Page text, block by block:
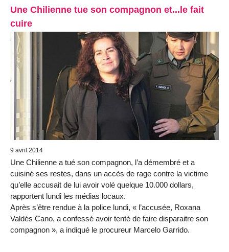
Une Chilienne tue son compagnon et...le fait
cuire
9 avril 2014
Une Chilienne a tué son compagnon, l’a démembré et a
cuisiné ses restes, dans un accès de rage contre la victime
qu’elle accusait de lui avoir volé quelque 10.000 dollars,
rapportent lundi les médias locaux.
Après s’être rendue à la police lundi, « l’accusée, Roxana
Valdés Cano, a confessé avoir tenté de faire disparaitre son
compagnon », a indiqué le procureur Marcelo Garrido.